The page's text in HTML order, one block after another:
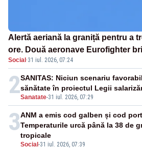
Alertă aeriană la graniță pentru a
ore. Două aeronave Eurofighter
ridicate de la sol
Social ·31 iul. 2026, 07:24
2Sanatate-31 iul. 2026, 07:29
SANITAS: Niciun scenariu
sănătate în proiectul Legii
3
Social -31 iul. 2026, 07:39
ANM a emis cod galben și cod
Temperaturile urcă până la 38 de
tropicale